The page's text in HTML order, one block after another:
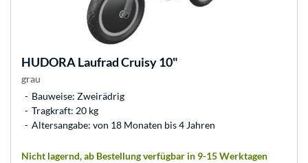
HUDORALaufrad Cruisy 10"
grau
Bauweise: Zweirädrig
Tragkraft: 20 kg
Altersangabe: von 18 Monaten bis 4 Jahren
Nicht lagernd, ab Bestellung verfügbar in 9-15 Werktagen